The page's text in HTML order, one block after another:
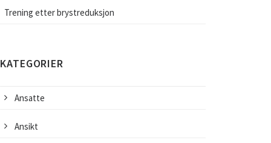
Trening etter brystreduksjon
KATEGORIER
Ansatte
Ansikt